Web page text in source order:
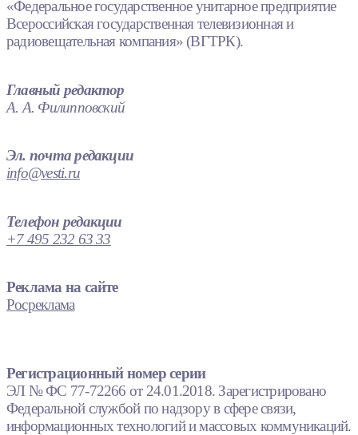
«Федеральное государственное унитарное предприятие
Всероссийская государственная телевизионная и
радиовещательная компания» (ВГТРК).
Главный редактор
А. А. Филипповский
Эл. почта редакции
info@vesti.ru
Телефон редакции
+7 495 232 63 33
Реклама на сайте
Росреклама
Регистрационный номер серии
ЭЛ № ФС 77-72266 от 24.01.2018. Зарегистрировано
Федеральной службой по надзору в сфере связи,
информационных технологий и массовых коммуникаций.